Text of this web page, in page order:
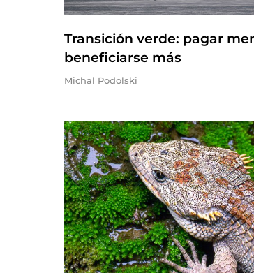
Transición verde: pagar
beneficiarse más
Michal Podolski